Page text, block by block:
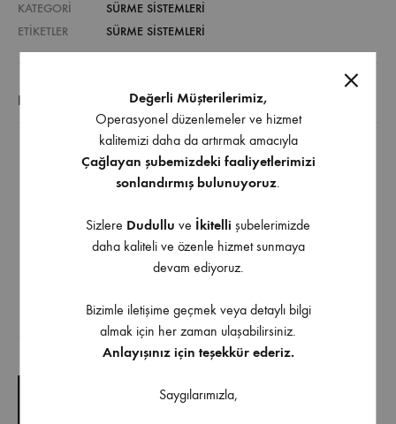
KATEGORI
SÜRME SİSTEMLERİ
ETIKETLER
SÜRME SISTEMLERI
EK BILGI
MKK 2B Katlanır kapı mekanizması çoklu kapanılan
bir doğrultuda sağa ve sola toplanabilmesine uygun.
Otel, motel, işyeri ve ev gibi yerleşim alanlarında iç
mekan tasarımlarına uygun bir sistemdir. AL 03 K Tek
İndirilebilir İçerik
Değerli Müşterilerimiz,
Operasyonel düzenlemeler ve hizmet
kalitemizi daha da artırmak amacıyla
Çağlayan şubemizdeki faaliyetlerimizi
sonlandırmış bulunuyoruz.
Sizlere Dudullu ve İkitelli şubelerimizde
daha kaliteli ve özenle hizmet sunmaya
devam ediyoruz.
Bizimle iletişime geçmek veya detaylı bilgi
almak için her zaman ulaşabilirsiniz.
Anlayışınız için teşekkür ederiz.
Saygılarımızla,